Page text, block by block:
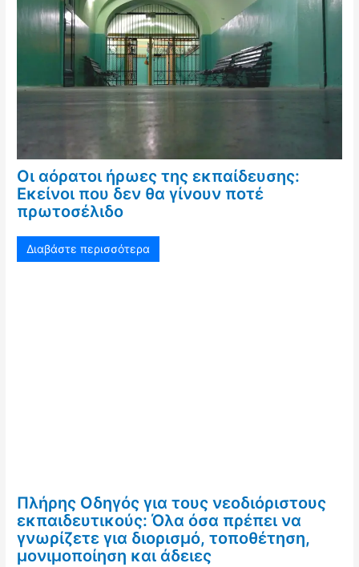
Οι αόρατοι ήρωες της εκπαίδευσης:
Εκείνοι που δεν θα γίνουν ποτέ
πρωτοσέλιδο
Διαβάστε περισσότερα
Πλήρης Οδηγός για τους νεοδιόριστους
εκπαιδευτικούς: Όλα όσα πρέπει να
γνωρίζετε για διορισμό, τοποθέτηση,
μονιμοποίηση και άδειες